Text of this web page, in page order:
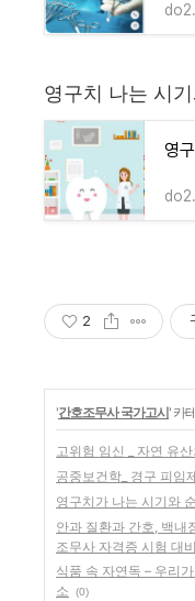
영구치 나는 시
영
2
'간호조무사 국가고시' 카
고위험 임신 _ 자연 유
공중보건학_ 경구 피임
영구치가 나는 시기와
안과 질환과 간호, 백내
조무사 자격증 시험 대비
식품 속 자연독 – 우리
소
(0)